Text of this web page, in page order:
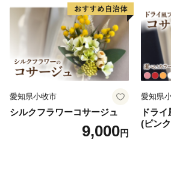
愛知県小牧市
シルクフラワーコサージュ
9,000円
愛知県
ドラ
(ピン
系/ホ
リー